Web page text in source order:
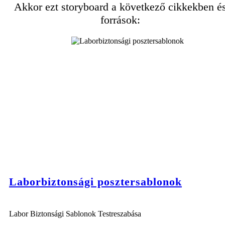
Akkor ezt storyboard a következő cikkekben
források:
Laborbiztonsági posztersablonok
Labor Biztonsági Sablonok Testreszabása